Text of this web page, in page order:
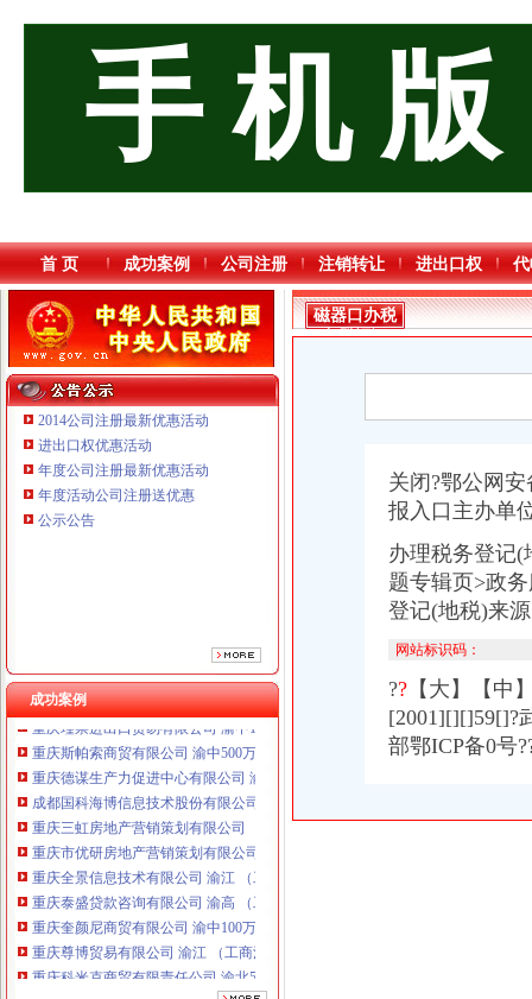
手 机 版
首 页 成功案例 公司注册 注销转让 进出口权
2014公司注册最新优惠活动
进出口权优惠活动
年度公司注册最新优惠活动
年度活动公司注册送优惠
公示公告
成功案例
重庆尊博贸易有限公司 渝江 （工商注册）
重庆科米克商贸有限责任公司 渝北50万 （工商注册）
重庆瑾崇进出口贸易有限公司 渝中100万 （进出口权）
重庆斯帕索商贸有限公司 渝中500万 （进出口权）
重庆德谋生产力促进中心有限公司 渝大10万 （工商注册）
成都国科海博信息技术股份有限公司重庆分公司 渝江 （工商注册）
重庆三虹房地产营销策划有限公司
重庆市优研房地产营销策划有限公司
重庆全景信息技术有限公司 渝江 （工商注册）
重庆泰盛贷款咨询有限公司 渝高 （工商注册）
重庆奎颜尼商贸有限公司 渝中100万 （工商注册）
重庆尊博贸易有限公司 渝江 （工商注册）
重庆科米克商贸有限责任公司 渝北50万 （工商注册）
重庆瑾崇进出口贸易有限公司 渝中100万 （进出口权）
磁器口办税
务登记证
关闭?鄂公网
报入口主办单
办理税务登记(
题专辑页>政
登记(地税)来
网站标识码：
?? 【大】【中
[2001][][]59[]?
部鄂ICP备0号